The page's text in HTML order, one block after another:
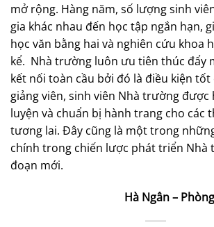
mở rộng. Hàng năm, số lượng sinh
gia khác nhau đến học tập ngắn hạn,
học văn bằng hai và nghiên cứu khoa
kể. Nhà trường luôn ưu tiên thúc đẩy
kết nối toàn cầu bởi đó là điều kiện tốt
giảng viên, sinh viên Nhà trường được
luyện và chuẩn bị hành trang cho các
tương lai. Đây cũng là một trong
chính trong chiến lược phát triển Nhà
đoạn mới.
Hà Ngân –